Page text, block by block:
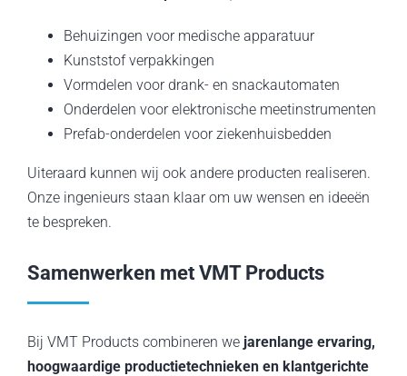
Behuizingen voor medische apparatuur
Kunststof verpakkingen
Vormdelen voor drank- en snackautomaten
Onderdelen voor elektronische meetinstrumenten
Prefab-onderdelen voor ziekenhuisbedden
Uiteraard kunnen wij ook andere producten realiseren.
Onze ingenieurs staan klaar om uw wensen en ideeën
te bespreken.
Samenwerken met VMT Products
Bij VMT Products combineren we jarenlange ervaring,
hoogwaardige productietechnieken en klantgerichte